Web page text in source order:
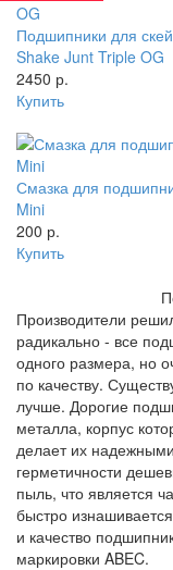
Подшипники для
Shake Junt Triple OG
2450 р.
Купить
Смазка для
Mini
200 р.
Купить
Производители
радикально - все
одного размера, но
по качеству.
лучше. Дорогие
металла, корпус
делает их
герметичности
пыль, что является
быстро
и качество
маркировки ABEC.